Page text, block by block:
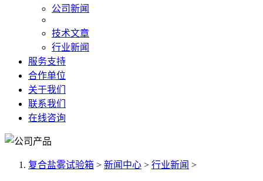
公司新闻
技术文章
行业新闻
服务支持
合作单位
关于我们
联系我们
在线咨询
复合盐雾试验箱 > 新闻中心 > 行业新闻 >